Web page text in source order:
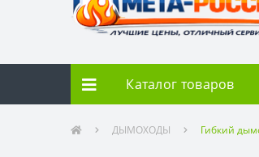
Каталог товаров
ДЫМОХОДЫ Гибкий